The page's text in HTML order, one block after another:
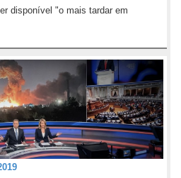
disponível "o mais tardar em